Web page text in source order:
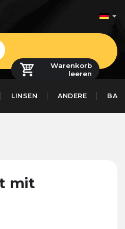
Warenkorb
leeren
LINSEN ANDERE
mit